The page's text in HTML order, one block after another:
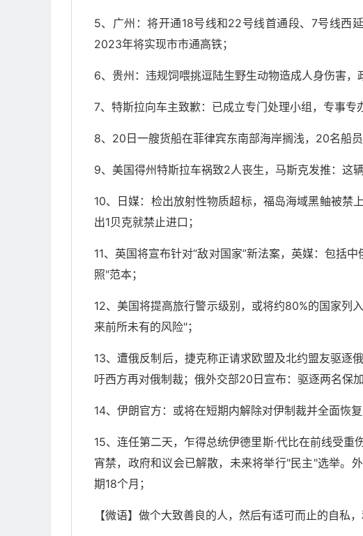
5、广州：将开通18号线和22号线首通段、7号线西
2023年将实现市市通高铁；
6、贵州：违规饲喂挑逗陆生野生动物造成人身伤害，
7、特斯拉向车主致歉：已成立专门处理小组，专事专
8、20日一艘货船在菲律宾东南部海岸搁浅，20名船员
9、美国得州特斯拉车祸致2人丧生，马斯克发推：这
10、日媒：检出放射性物质超标，福岛海域黑鲉被禁
出1贝克就禁止进口；
11、英国将宣布针对“敌对国家”新法案，英媒：包括
照"范本；
12、美国将提高旅行警示级别，或将约80%的国家列
来前所未有的风险"；
13、遭俄反制后，捷克称正请求欧盟及北约盟友驱逐
吁西方再对俄制裁；俄外交部20日宣布：驱逐两名保
14、伊朗官方：或将在短期内解除对伊制裁并全面恢
15、连任第二天，乍得总统伊德里斯·代比在前线受
宵禁，政府和议会已解散，未来将举行"民主"选举。
期18个月；
【微语】做个大致善良的人，然后有适可而止的自私